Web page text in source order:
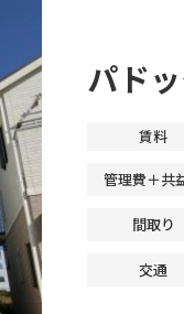
パド
賃料
管理費＋共
間取り
交通